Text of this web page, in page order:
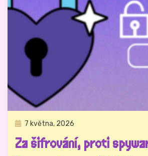
Zveřejněno
7 května, 2026
Za šifrování, proti